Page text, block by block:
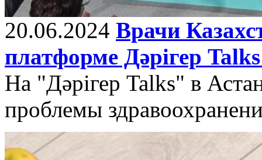
20.06.2024 Врачи
платформе Дәрігер
На "Дәрігер Talks" в
проблемы